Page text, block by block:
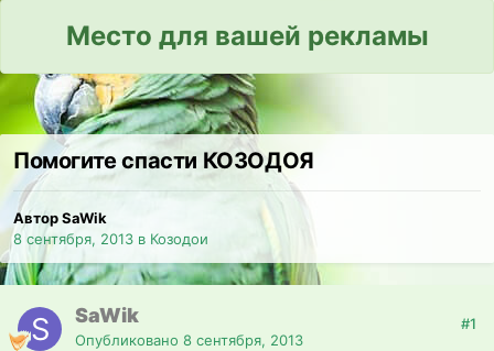
Место для вашей рекламы
Помогите спасти КОЗОДОЯ
Автор SaWik
8 сентября, 2013 в Козодои
SaWik
Опубликовано 8 сентября, 2013
#1